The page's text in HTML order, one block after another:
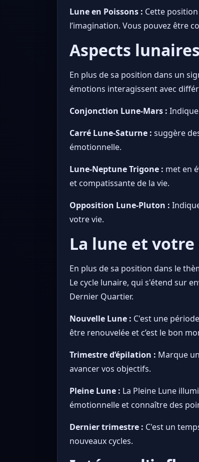
Lune en Poissons : Cette
l’imagination. Vous pouvez être
Aspects
En plus de sa position dans un
émotions interagissent avec
Conjonction Lune-Mars :
Carré Lune-Saturne : suggère
émotionnelle.
Lune-Neptune Trigone : met en
et compatissante de la vie.
Opposition Lune-Pluton :
votre vie.
La lune et votre
En plus de sa position dans le
Le cycle lunaire, qui s'étend sur
Dernier Quartier.
Nouvelle Lune : C'est une
être renouvelée et c’est le bon
Trimestre d’épilation : Marque
avancer vos objectifs.
Pleine Lune : La Pleine Lune
émotionnelle et connaître des
Dernier trimestre : C'est un
nouveaux cycles.